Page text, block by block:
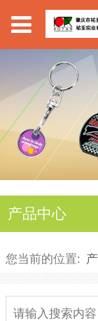
产品中心
您当前的位置: